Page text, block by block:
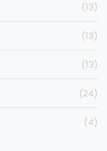
(13)
(13)
(13)
(24)
(4)